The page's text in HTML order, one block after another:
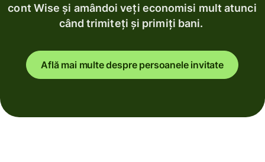
cont Wise și amândoi veți economisi mult atunci
când trimiteți și primiți bani.
Află mai multe despre persoanele invitate